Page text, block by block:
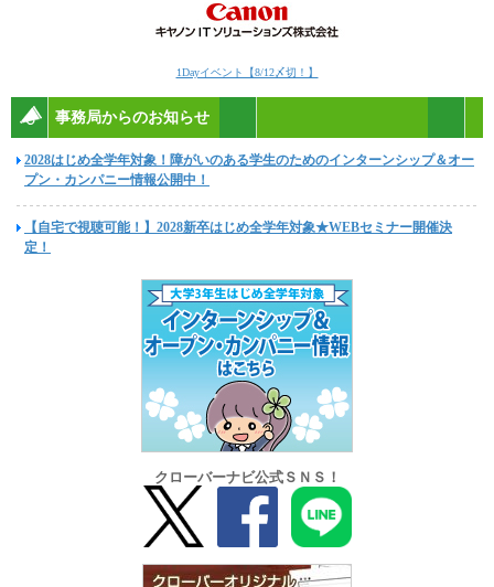
1Dayイベント【8/12〆切！】
事務局からのお知らせ
2028はじめ全学年対象！障がいのある学生のためのインターンシップ＆オー
プン・カンパニー情報公開中！
【自宅で視聴可能！】2028新卒はじめ全学年対象★WEBセミナー開催決
定！
クローバーナビ公式ＳＮＳ！